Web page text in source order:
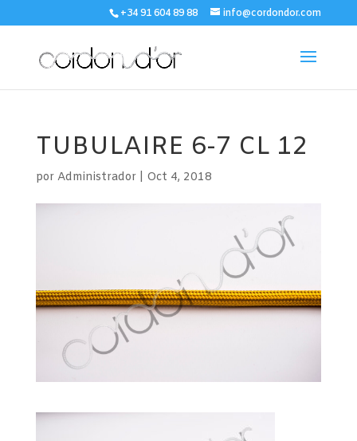
+34 91 604 89 88 info@cordondor.com
TUBULAIRE 6-7 CL 12
por Administrador| Oct 4, 2018